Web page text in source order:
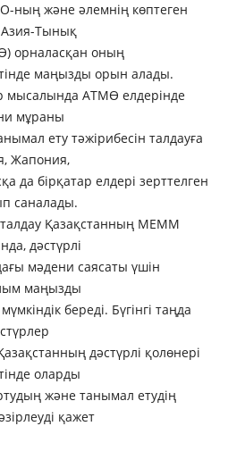
ның және әлемнің көптеген
Азия-Тынық
орналасқан оның
маңызды орын алады.
мысалында АТМӨ елдерінде
мұраны
ету тәжірибесін талдауға
Жапония,
да бірқатар елдері зерттелген
саналады.
Қазақстанның МЕММ
дәстүрлі
мәдени саясаты үшін
маңызды
береді. Бүгінгі таңда
дәстүрлі қолөнері
оларды
және танымал етудің
қажет